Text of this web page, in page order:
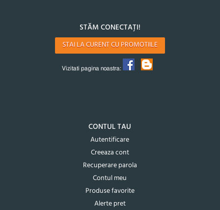
STĂM CONECTAȚI!
STAI LA CURENT CU PROMOTIILE
Vizitati pagina noastra:
CONTUL TAU
Autentificare
Creeaza cont
Recuperare parola
Contul meu
Produse favorite
Alerte pret